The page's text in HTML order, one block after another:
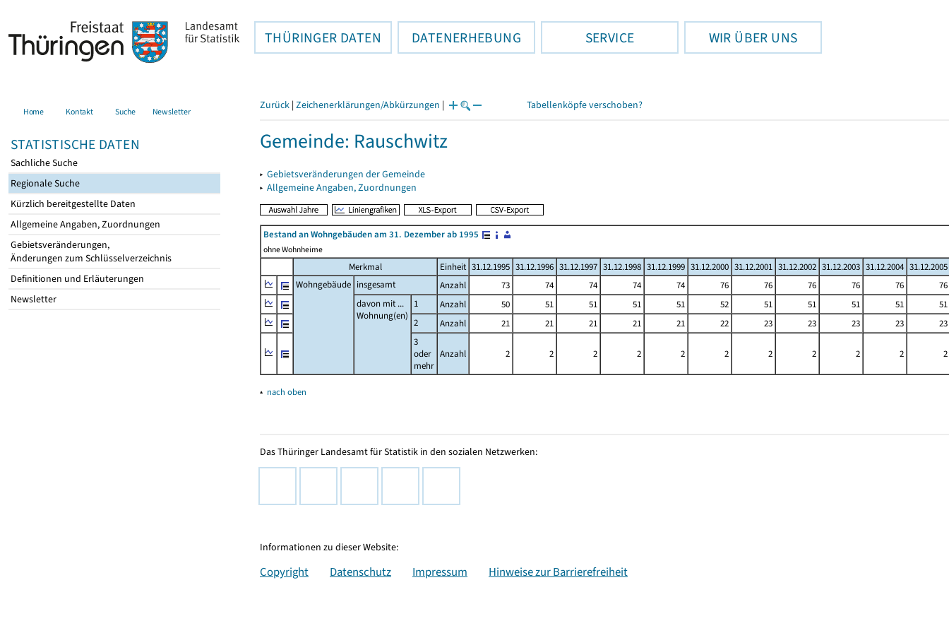
THÜRINGER DATEN DATENERHEBUNG SERVICE WIR ÜBER UNS
Home Kontakt Suche Newsletter
STATISTISCHE DATEN
Sachliche Suche
Regionale Suche
Kürzlich bereitgestellte Daten
Allgemeine Angaben, Zuordnungen
Gebietsveränderungen,
Änderungen zum Schlüsselverzeichnis
Definitionen und Erläuterungen
Newsletter
Zurück | Zeichenerklärungen/Abkürzungen | Tabellenköpfe verschoben?
Gemeinde: Rauschwitz
▸ Gebietsveränderungen der Gemeinde
▸ Allgemeine Angaben, Zuordnungen
Bestand an Wohngebäuden am 31. Dezember ab 1995
ohne Wohnheime
Merkmal Einheit 31.12.1995 31.12.1996 31.12.1997 31.12.1998 31.12.1999 31.12.2000 31.12.2001 31.12.2002 31.12.2003 31.12.2004 31.12.2005
Wohngebäude insgesamt Anzahl 73 74 74 74 74 76 76 76 76 76
76
davon mit ...
Wohnung(en)
1 Anzahl 50 51 51 51 51 52 51 51 51 51
51
2
Anzahl 21 21 21 21 21 22 23 23 23 23
23
3
oder
mehr
Anzahl 2 2 2 2 2 2 2 2 2 2 2
▴ nach oben
Das Thüringer Landesamt für Statistik in den sozialen Netzwerken:
Informationen zu dieser Website:
Copyright Datenschutz Impressum Hinweise zur Barrierefreiheit